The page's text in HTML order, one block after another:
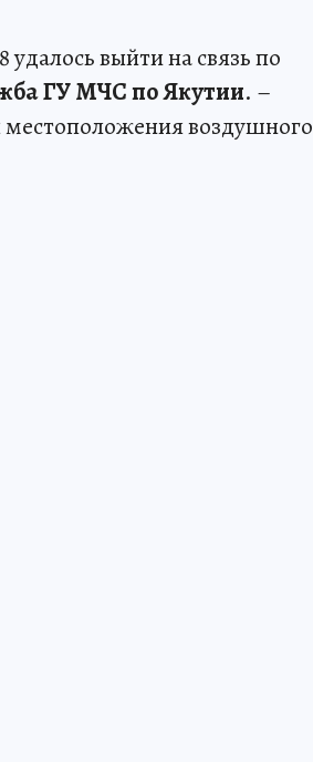
выйти на связь по
ГУ МЧС по Якутии. –
местоположения воздушного